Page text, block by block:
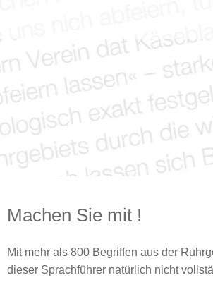
Machen Sie mit !
Mit mehr als 800 Begriffen aus der
dieser Sprachführer natürlich nicht